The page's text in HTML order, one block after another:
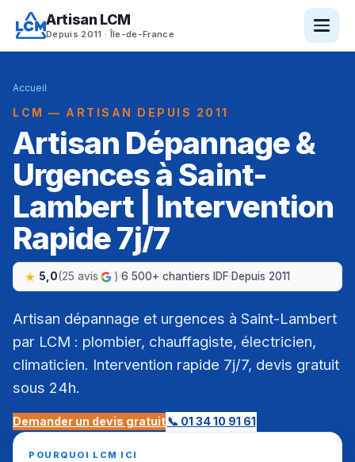
Artisan LCM
Depuis 2011 · Île-de-France
Accueil
LCM — ARTISAN DEPUIS 2011
Artisan Dépannage &
Urgences à Saint-
Lambert | Intervention
Rapide 7j/7
5,0(25 avis )·6 500+ chantiers IDF·Depuis 2011
Artisan dépannage et urgences à Saint-Lambert
par LCM : plombier, chauffagiste, électricien,
climaticien. Intervention rapide 7j/7, devis gratuit
sous 24h.
Demander un devis gratuit📞 01 34 10 91 61
POURQUOI LCM ICI